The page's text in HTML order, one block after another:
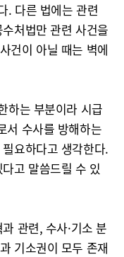
. 다른 법에는 관련
처법만 관련 사건을
건이 아닐 때는 벽에
하는 부분이라 시급
서 수사를 방해하는
요하다고 생각한다.
고 말씀드릴 수 있
관련, 수사·기소 분
기소권이 모두 존재